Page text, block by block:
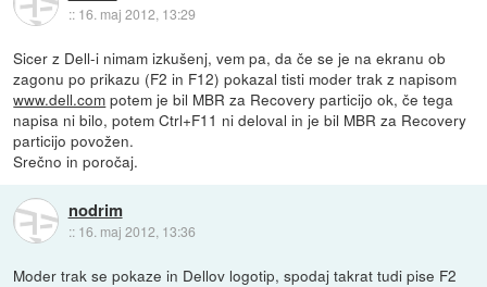
:: 16. maj 2012, 13:29
Sicer z Dell-i nimam izkušenj, vem pa, da če se je na ekranu ob
zagonu po prikazu (F2 in F12) pokazal tisti moder trak z napisom
www.dell.com potem je bil MBR za Recovery particijo ok, če tega
napisa ni bilo, potem Ctrl+F11 ni deloval in je bil MBR za Recovery
particijo povožen.
Srečno in poročaj.
nodrim
:: 16. maj 2012, 13:36
Moder trak se pokaze in Dellov logotip, spodaj takrat tudi pise F2